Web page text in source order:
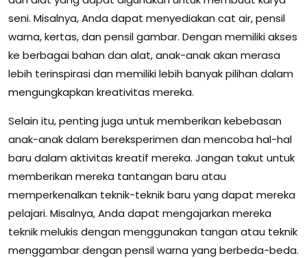
seni. Misalnya, Anda dapat menyediakan cat air, pensil
warna, kertas, dan pensil gambar. Dengan memiliki akses
ke berbagai bahan dan alat, anak-anak akan merasa
lebih terinspirasi dan memiliki lebih banyak pilihan dalam
mengungkapkan kreativitas mereka.
Selain itu, penting juga untuk memberikan kebebasan
anak-anak dalam bereksperimen dan mencoba hal-hal
baru dalam aktivitas kreatif mereka. Jangan takut untuk
memberikan mereka tantangan baru atau
memperkenalkan teknik-teknik baru yang dapat mereka
pelajari. Misalnya, Anda dapat mengajarkan mereka
teknik melukis dengan menggunakan tangan atau teknik
menggambar dengan pensil warna yang berbeda-beda.